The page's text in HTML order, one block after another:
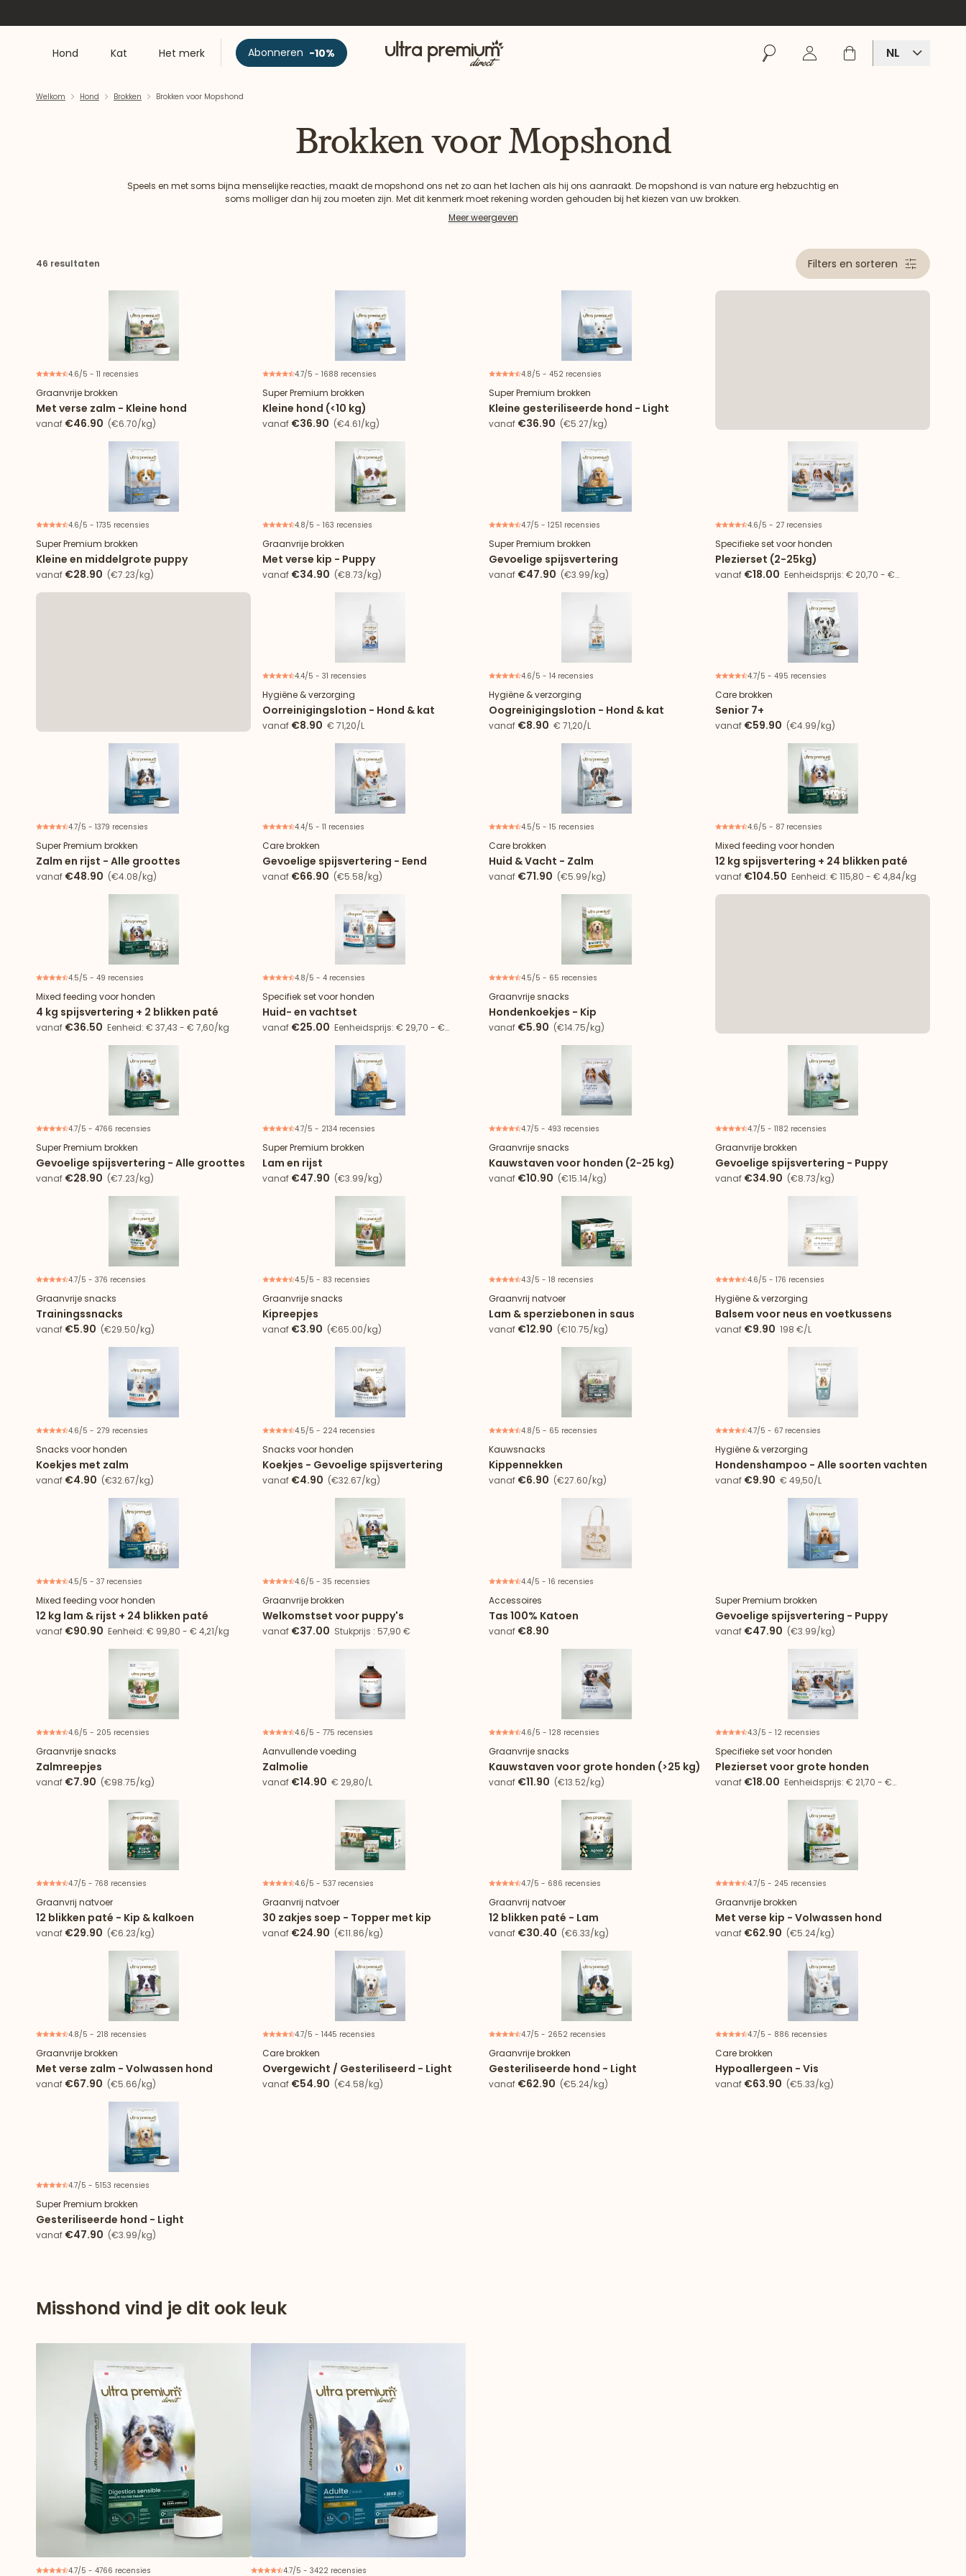
Hond Kat Het merk Abonneren -10% Welkom Zoeken Inloggen Winkelmand
NL
Welkom Hond Brokken​ Brokken voor Mopshond
Brokken voor Mopshond
Speels en met soms bijna menselijke reacties, maakt de mopshond ons net zo aan het lachen als hij ons aanraakt. De mopshond is van nature erg hebzuchtig en
soms molliger dan hij zou moeten zijn. Met dit kenmerk moet rekening worden gehouden bij het kiezen van uw brokken.
Ontdek onze selectie Ultra Premium Direct brokken voor uw mopshond.
Meer weergeven
46 resultaten Filters en sorteren
4.6/5 - 11 recensies
Graanvrije brokken
Met verse zalm - Kleine hond
vanaf €46.90 (€6.70/kg)
4.7/5 - 1688 recensies
Super Premium brokken
Kleine hond (<10 kg)
vanaf €36.90 (€4.61/kg)
4.8/5 - 452 recensies
Super Premium brokken
Kleine gesteriliseerde hond - Light
vanaf €36.90 (€5.27/kg)
4.6/5 - 1735 recensies
Super Premium brokken
Kleine en middelgrote puppy
vanaf €28.90 (€7.23/kg)
4.8/5 - 163 recensies
Graanvrije brokken
Met verse kip - Puppy
vanaf €34.90 (€8.73/kg)
4.7/5 - 1251 recensies
Super Premium brokken
Gevoelige spijsvertering
vanaf €47.90 (€3.99/kg)
13% besparing
4.6/5 - 27 recensies
Specifieke set voor honden
Plezierset (2-25kg)
vanaf €18.00 Eenheidsprijs: € 20,70 - €
4.4/5 - 31 recensies
Hygiëne & verzorging
Oorreinigingslotion - Hond & kat
vanaf €8.90 € 71,20/L
4.6/5 - 14 recensies
Hygiëne & verzorging
Oogreinigingslotion - Hond & kat
vanaf €8.90 € 71,20/L
4.7/5 - 495 recensies
Care brokken
Senior 7+
vanaf €59.90 (€4.99/kg)
4.7/5 - 1379 recensies
Super Premium brokken
Zalm en rijst - Alle groottes
vanaf €48.90 (€4.08/kg)
4.4/5 - 11 recensies
Care brokken
Gevoelige spijsvertering - Eend
vanaf €66.90 (€5.58/kg)
4.5/5 - 15 recensies
Care brokken
Huid & Vacht - Zalm
vanaf €71.90 (€5.99/kg)
Speciale aanbieding
4.6/5 - 87 recensies
Mixed feeding voor honden
12 kg spijsvertering + 24 blikken paté
vanaf €104.50 Eenheid: € 115,80 - € 4,84/kg
4.5/5 - 49 recensies
Mixed feeding voor honden
4 kg spijsvertering + 2 blikken paté
vanaf €36.50 Eenheid: € 37,43 - € 7,60/kg
4.8/5 - 4 recensies
Specifiek set voor honden
Huid- en vachtset
vanaf €25.00 Eenheidsprijs: € 29,70 - €
4.5/5 - 65 recensies
Graanvrije snacks
Hondenkoekjes - Kip
vanaf €5.90 (€14.75/kg)
4.7/5 - 4766 recensies
Super Premium brokken
Gevoelige spijsvertering - Alle groottes
vanaf €28.90 (€7.23/kg)
4.7/5 - 2134 recensies
Super Premium brokken
Lam en rijst
vanaf €47.90 (€3.99/kg)
Verpakking van 4 zakjes
4.7/5 - 493 recensies
Graanvrije snacks
Kauwstaven voor honden (2-25 kg)
vanaf €10.90 (€15.14/kg)
4.7/5 - 1182 recensies
Graanvrije brokken
Gevoelige spijsvertering - Puppy
vanaf €34.90 (€8.73/kg)
4.7/5 - 376 recensies
Graanvrije snacks
Trainingssnacks
vanaf €5.90 (€29.50/kg)
4.5/5 - 83 recensies
Graanvrije snacks
Kipreepjes
vanaf €3.90 (€65.00/kg)
4.3/5 - 18 recensies
Graanvrij natvoer
Lam & sperziebonen in saus
vanaf €12.90 (€10.75/kg)
4.6/5 - 176 recensies
Hygiëne & verzorging
Balsem voor neus en voetkussens
vanaf €9.90 198 €/L
4.6/5 - 279 recensies
Snacks voor honden
Koekjes met zalm
vanaf €4.90 (€32.67/kg)
4.5/5 - 224 recensies
Snacks voor honden
Koekjes - Gevoelige spijsvertering
vanaf €4.90 (€32.67/kg)
4.8/5 - 65 recensies
Kauwsnacks
Kippennekken
vanaf €6.90 (€27.60/kg)
4.7/5 - 67 recensies
Hygiëne & verzorging
Hondenshampoo - Alle soorten vachten
vanaf €9.90 € 49,50/L
Speciale aanbieding
4.5/5 - 37 recensies
Mixed feeding voor honden
12 kg lam & rijst + 24 blikken paté
vanaf €90.90 Eenheid: € 99,80 - € 4,21/kg
4.6/5 - 35 recensies
Graanvrije brokken
Welkomstset voor puppy's
vanaf €37.00 Stukprijs : 57,90 €
4.4/5 - 16 recensies
Accessoires
Tas 100% Katoen
vanaf €8.90
Super Premium brokken
Gevoelige spijsvertering - Puppy
vanaf €47.90 (€3.99/kg)
4.6/5 - 205 recensies
Graanvrije snacks
Zalmreepjes
vanaf €7.90 (€98.75/kg)
4.6/5 - 775 recensies
Aanvullende voeding
Zalmolie
vanaf €14.90 € 29,80/L
Verpakking van 4 zakjes
4.6/5 - 128 recensies
Graanvrije snacks
Kauwstaven voor grote honden (>25 kg)
vanaf €11.90 (€13.52/kg)
17% besparing
4.3/5 - 12 recensies
Specifieke set voor honden
Plezierset voor grote honden
vanaf €18.00 Eenheidsprijs: € 21,70 - €
4.7/5 - 768 recensies
Graanvrij natvoer
12 blikken paté - Kip & kalkoen
vanaf €29.90 (€6.23/kg)
4.6/5 - 537 recensies
Graanvrij natvoer
30 zakjes soep - Topper met kip
vanaf €24.90 (€11.86/kg)
4.7/5 - 686 recensies
Graanvrij natvoer
12 blikken paté - Lam
vanaf €30.40 (€6.33/kg)
4.7/5 - 245 recensies
Graanvrije brokken
Met verse kip - Volwassen hond
vanaf €62.90 (€5.24/kg)
4.8/5 - 218 recensies
Graanvrije brokken
Met verse zalm - Volwassen hond
vanaf €67.90 (€5.66/kg)
4.7/5 - 1445 recensies
Care brokken
Overgewicht / Gesteriliseerd - Light
vanaf €54.90 (€4.58/kg)
4.7/5 - 2652 recensies
Graanvrije brokken
Gesteriliseerde hond - Light
vanaf €62.90 (€5.24/kg)
4.7/5 - 886 recensies
Care brokken
Hypoallergeen - Vis
vanaf €63.90 (€5.33/kg)
4.7/5 - 5153 recensies
Super Premium brokken
Gesteriliseerde hond - Light
vanaf €47.90 (€3.99/kg)
Misshond vind je dit ook leuk
4.7/5 - 4766 recensies 4.7/5 - 3422 recensies